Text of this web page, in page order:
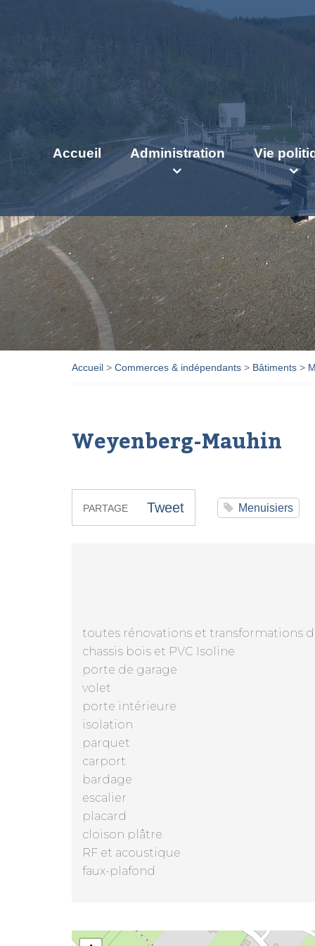
Accueil Administration Vie
Accueil > Commerces & indépendants > Bâtiments >
Weyenberg-Mauhin
PARTAGE Tweet Menuisiers
toutes rénovations et transformations
chassis bois et PVC Isoline
porte de garage
volet
porte intérieure
isolation
parquet
carport
bardage
escalier
placard
cloison plâtre
RF et acoustique
faux-plafond
Weyenberg-Mauhin